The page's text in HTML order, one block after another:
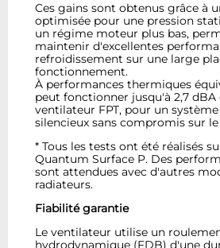
Ces gains sont obtenus grâce à
optimisée pour une pression
un régime moteur plus bas,
maintenir d'excellentes
refroidissement sur une large
fonctionnement.
À performances thermiques
peut fonctionner jusqu'à 2,7
ventilateur FPT, pour un
silencieux sans compromis sur
* Tous les tests ont été réalisés
Quantum Surface P. Des
sont attendues avec d'autres
radiateurs.
Fiabilité garantie
Le ventilateur utilise un
hydrodynamique (FDB) d'une